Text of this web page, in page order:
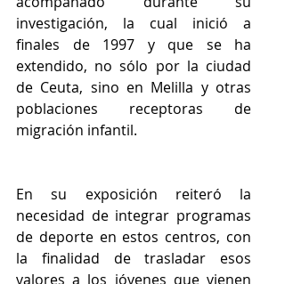
investigación, la cual inició a
finales de 1997 y que se ha
extendido, no sólo por la ciudad
de Ceuta, sino en Melilla y otras
poblaciones receptoras de
migración infantil.
En su exposición reiteró la
necesidad de integrar programas
de deporte en estos centros, con
la finalidad de trasladar esos
valores a los jóvenes que vienen